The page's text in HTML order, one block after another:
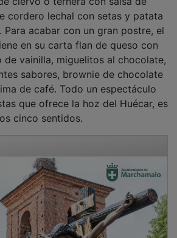
cordero lechal con setas y patata
acabar con un gran postre, el
en su carta flan de queso con
vainilla, miguelitos al chocolate,
sabores, brownie de chocolate
de café. Todo un espectáculo
que ofrece la hoz del Huécar, es
cinco sentidos.